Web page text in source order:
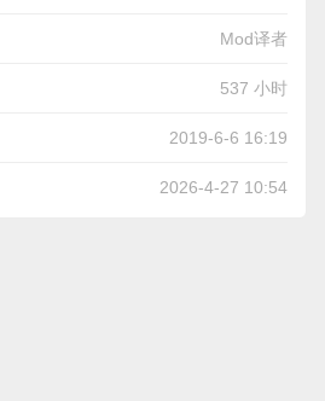
Mod译者
537 小时
2019-6-6 16:19
2026-4-27 10:54